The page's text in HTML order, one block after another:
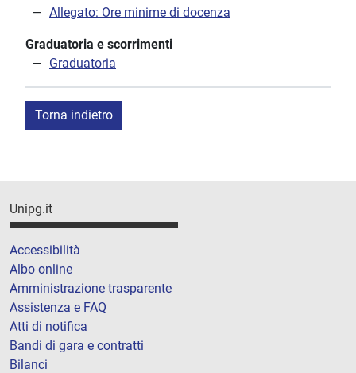
Allegato: Ore minime di docenza
Graduatoria e scorrimenti
Graduatoria
Torna indietro
Unipg.it
Accessibilità
Albo online
Amministrazione trasparente
Assistenza e FAQ
Atti di notifica
Bandi di gara e contratti
Bilanci